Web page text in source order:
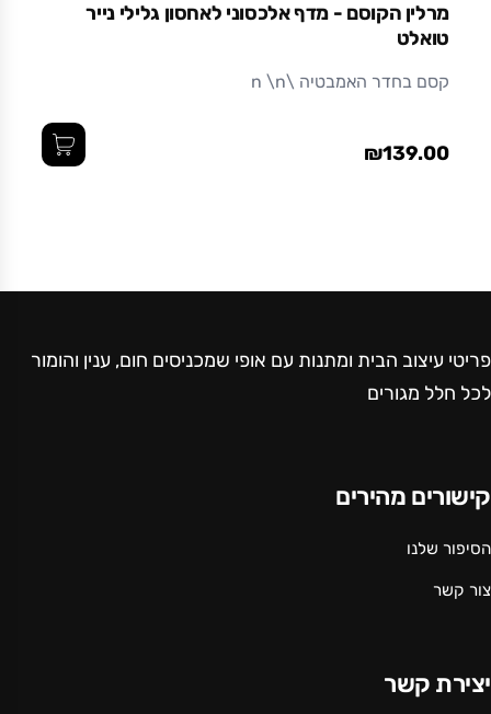
מרלין הקוסם - מדף אלכסוני לאחסון גלילי נייר
טואלט
קסם בחדר האמבטיה \n \n
₪139.00
פריטי עיצוב הבית ומתנות עם אופי שמכניסים חום, ענין והומור
לכל חלל מגורים
קישורים מהירים
הסיפור שלנו
צור קשר
יצירת קשר